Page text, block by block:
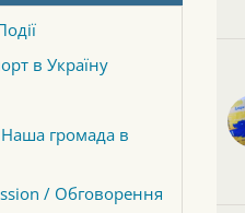
в Україну
громада в
/ Обговорення